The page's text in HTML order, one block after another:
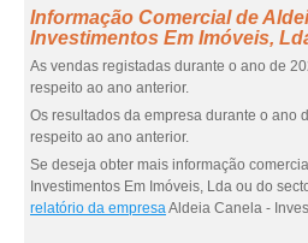
Informação Comercial de
Investimentos Em Imóveis,
As vendas registadas durante o ano de
respeito ao ano anterior.
Os resultados da empresa durante o ano
respeito ao ano anterior.
Se deseja obter mais informação
Investimentos Em Imóveis, Lda ou do
relatório da empresaAldeia Canela -